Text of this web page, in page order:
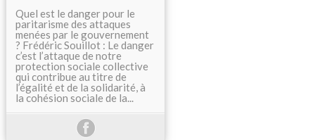
Quel est le danger pour le
paritarisme des attaques
menées par le gouvernement
? Frédéric Souillot : Le danger
c’est l’attaque de notre
protection sociale collective
qui contribue au titre de
l’égalité et de la solidarité, à
la cohésion sociale de la...